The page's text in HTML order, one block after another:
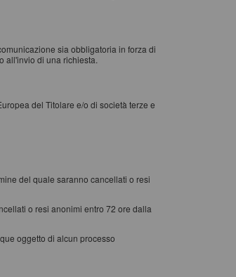
sia obbligatoria in forza di
all'invio di una richiesta.
del Titolare e/o di società terze e
del quale saranno cancellati o resi
o resi anonimi entro 72 ore dalla
oggetto di alcun processo